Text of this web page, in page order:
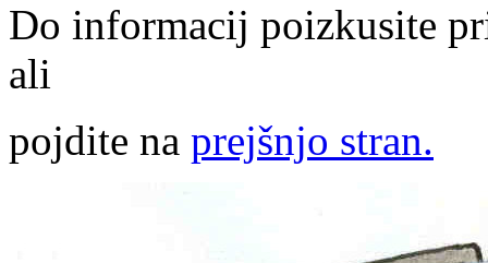
Do informacij poizkusite
ali
pojdite na prejšnjo stran.